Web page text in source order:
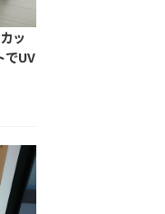
ッ
でUV